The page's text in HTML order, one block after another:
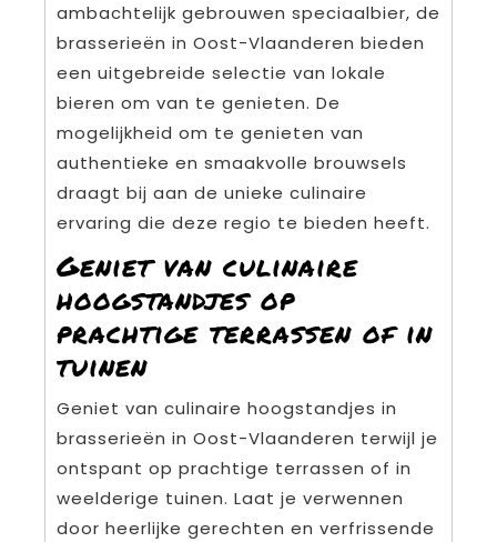
ambachtelijk gebrouwen speciaalbier, de
brasserieën in Oost-Vlaanderen bieden
een uitgebreide selectie van lokale
bieren om van te genieten. De
mogelijkheid om te genieten van
authentieke en smaakvolle brouwsels
draagt bij aan de unieke culinaire
ervaring die deze regio te bieden heeft.
Geniet van culinaire
hoogstandjes op
prachtige terrassen of in
tuinen
Geniet van culinaire hoogstandjes in
brasserieën in Oost-Vlaanderen terwijl je
ontspant op prachtige terrassen of in
weelderige tuinen. Laat je verwennen
door heerlijke gerechten en verfrissende